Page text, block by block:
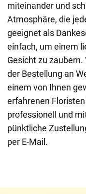
miteinander und
Atmosphäre, die
geeignet als
einfach, um einem
Gesicht zu
der Bestellung an
einem von Ihnen
erfahrenen
professionell und
pünktliche
per E-Mail.